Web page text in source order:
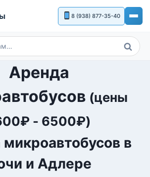
8 (938) 877-35-40
Поиск
Аренда
(цены
₽ - 6500₽)
в
и Адлере